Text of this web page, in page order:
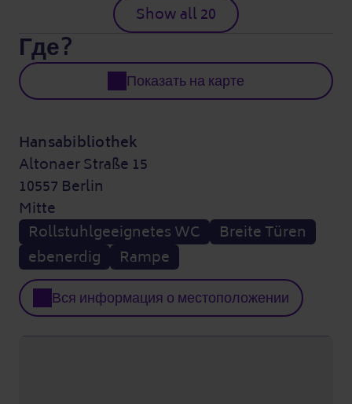
Show all 20
Где?
Показать на карте
Hansabibliothek
Altonaer Straße 15
10557 Berlin
Mitte
Rollstuhlgeeignetes WC
Breite Türen
ebenerdig
Rampe
Вся информация о местоположении